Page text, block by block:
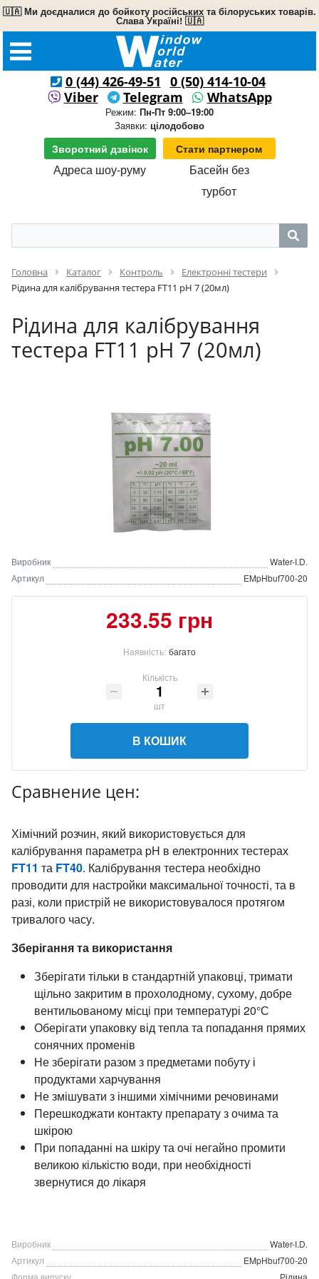
🇺🇦 Ми доєдналися до бойкоту російських та білоруських товарів.
Слава Україні! 🇺🇦
0 (44) 426-49-51
0 (50) 414-10-04
Viber
Telegram WhatsApp
Режим: Пн-Пт 9:00–19:00
Заявки: цілодобово
Зворотний дзвінок Стати партнером
Адреса шоу-руму
Басейн без
турбот
Головна Каталог Контроль
Електронні тестери
Рідина для калібрування тестера FT11 pH 7 (20мл)
Рідина для калібрування
тестера FT11 pH 7 (20мл)
Виробник
Water-I.D.
Артикул
EMpHbuf700-20
233.55 грн
Наявність: багато
Кількість
шт
В КОШИК
Сравнение цен:
Хімічний розчин, який використовується для
калібрування параметра pH в електронних тестерах
FT11 та FT40. Калібрування тестера необхідно
проводити для настройки максимальної точності, та в
разі, коли пристрій не використовувалося протягом
тривалого часу.
Зберігання та використання
Зберігати тільки в стандартній упаковці, тримати
щільно закритим в прохолодному, сухому, добре
вентильованому місці при температурі 20°С
Оберігати упаковку від тепла та попадання прямих
сонячних променів
Не зберігати разом з предметами побуту і
продуктами харчування
Не змішувати з іншими хімічними речовинами
Перешкоджати контакту препарату з очима та
шкірою
При попаданні на шкіру та очі негайно промити
великою кількістю води, при необхідності
звернутися до лікаря
Виробник
Water-I.D.
Артикул
EMpHbuf700-20
Форма випуску
Рідина